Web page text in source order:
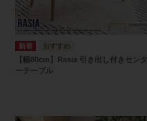
【幅80cm】Rasia 引き出し付きセンタ
ーテーブル